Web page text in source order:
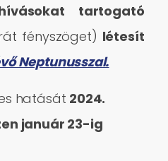
tartogató
fényszöget) létesít
Neptunusszal.
hatását 2024.
január 23-ig